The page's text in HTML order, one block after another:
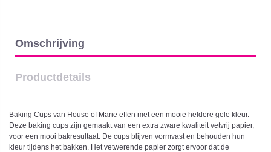
Omschrijving
Productdetails
Baking Cups van House of Marie effen met een mooie heldere gele kleur.
Deze baking cups zijn gemaakt van een extra zware kwaliteit vetvrij papier,
voor een mooi bakresultaat. De cups blijven vormvast en behouden hun
kleur tijdens het bakken. Het vetwerende papier zorgt ervoor dat de